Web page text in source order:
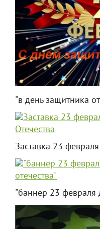
"в день защитника
Заставка 23
"баннер 23 февраля